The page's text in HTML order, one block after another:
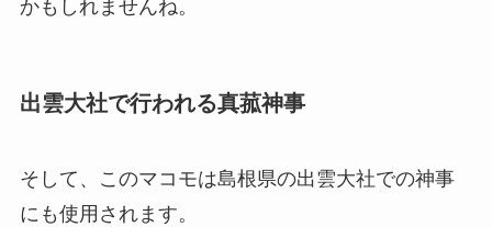
かもしれませんね。
出雲大社で行われる真菰神事
そして、このマコモは島根県の出雲大社での神事
にも使用されます。